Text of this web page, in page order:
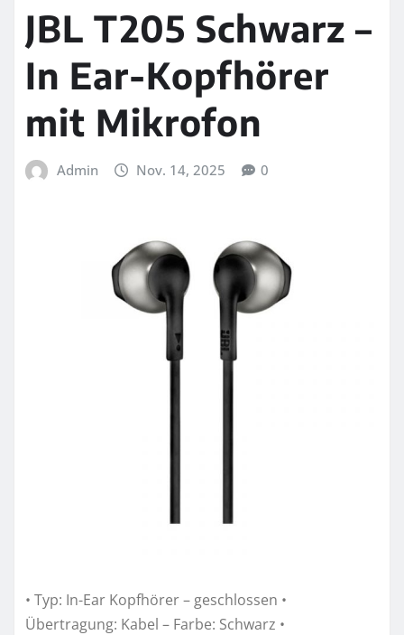
JBL T205 Schwarz –
In Ear-Kopfhörer
mit Mikrofon
Admin Nov. 14, 2025 0
• Typ: In-Ear Kopfhörer – geschlossen •
Übertragung: Kabel – Farbe: Schwarz •